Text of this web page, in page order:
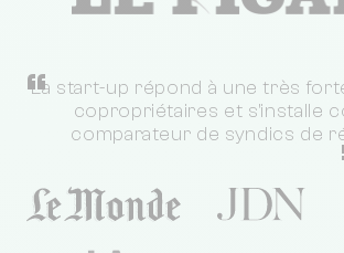
“
La start-up répond à une très
copropriétaires et s'installe
comparateur de syndics de